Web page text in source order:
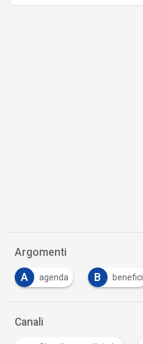
Argomenti
A agenda B benefici
Canali